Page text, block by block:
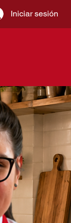
Iniciar sesión